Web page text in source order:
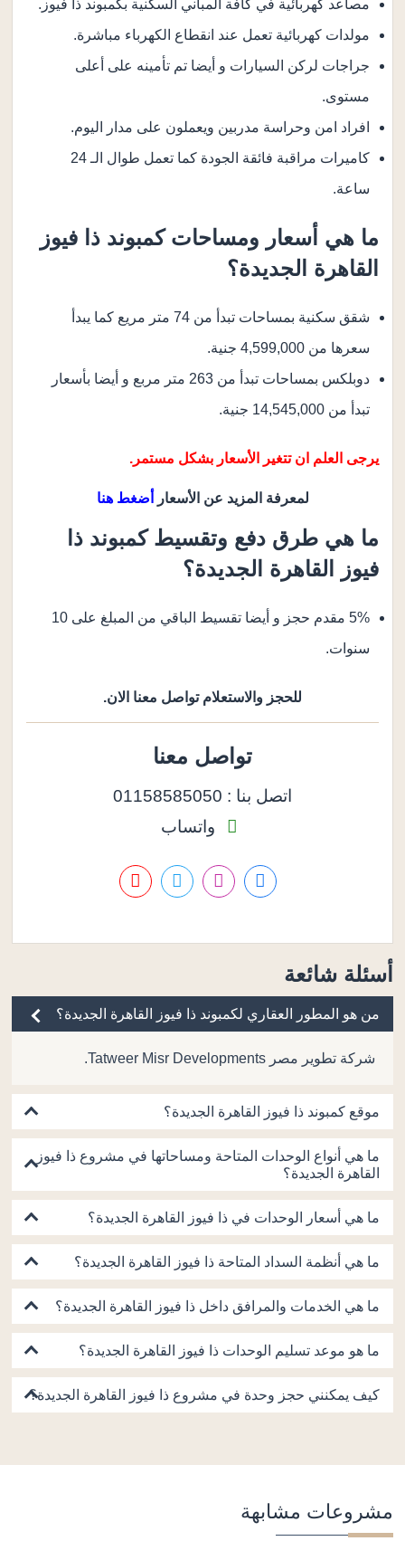
مصاعد كهربائية في كافة المباني السكنية بكمبوند ذا فيوز.
مولدات كهربائية تعمل عند انقطاع الكهرباء مباشرة.
جراجات لركن السيارات و أيضا تم تأمينه على أعلى
مستوى.
افراد امن وحراسة مدربين ويعملون على مدار اليوم.
كاميرات مراقبة فائقة الجودة كما تعمل طوال الـ 24
ساعة.
ما هي أسعار ومساحات كمبوند ذا فيوز
القاهرة الجديدة؟
شقق سكنية بمساحات تبدأ من 74 متر مريع كما يبدأ
سعرها من 4,599,000 جنية.
دوبلكس بمساحات تبدأ من 263 متر مربع و أيضا بأسعار
تبدأ من 14,545,000 جنية.
يرجى العلم ان تتغير الأسعار بشكل مستمر.
لمعرفة المزيد عن الأسعار أضغط هنا
ما هي طرق دفع وتقسيط كمبوند ذا
فيوز القاهرة الجديدة؟
5% مقدم حجز و أيضا تقسيط الباقي من المبلغ على 10
سنوات.
للحجز والاستعلام تواصل معنا الان.
تواصل معنا
اتصل بنا : 01158585050
واتساب
أسئلة شائعة
من هو المطور العقاري لكمبوند ذا فيوز القاهرة الجديدة؟
شركة تطوير مصر Tatweer Misr Developments.
موقع كمبوند ذا فيوز القاهرة الجديدة؟
ما هي أنواع الوحدات المتاحة ومساحاتها في مشروع ذا فيوز
القاهرة الجديدة؟
ما هي أسعار الوحدات في ذا فيوز القاهرة الجديدة؟
ما هي أنظمة السداد المتاحة ذا فيوز القاهرة الجديدة؟
ما هي الخدمات والمرافق داخل ذا فيوز القاهرة الجديدة؟
ما هو موعد تسليم الوحدات ذا فيوز القاهرة الجديدة؟
كيف يمكنني حجز وحدة في مشروع ذا فيوز القاهرة الجديدة؟
مشروعات مشابهة